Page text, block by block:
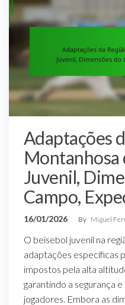
Adaptações
Montanhosa
Juvenil,
Campo,
16/01/2026 By Miguel
O beisebol juvenil na
adaptações específicas
impostos pela alta
garantindo a segurança
jogadores. Embora as